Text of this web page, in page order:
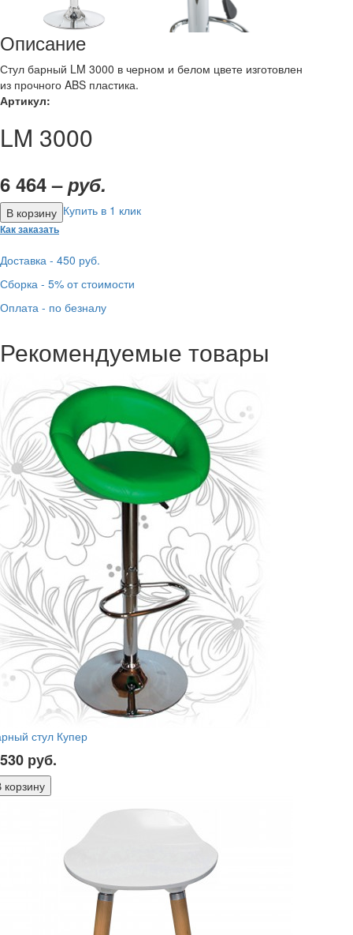
Описание
Стул барный LM 3000 в черном и белом цвете изготовлен
из прочного ABS пластика.
Артикул:
LM 3000
6 464 –руб.
Купить в 1 клик
Как заказать
Доставка - 450 руб.
Сборка - 5% от стоимости
Оплата - по безналу
Рекомендуемые товары
стул Купер
руб.